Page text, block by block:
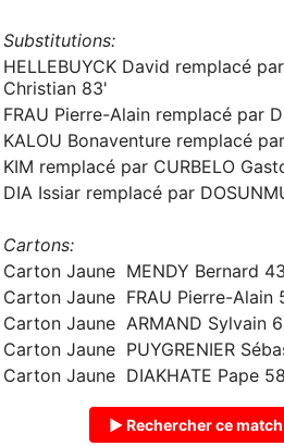
Substitutions:
HELLEBUYCK David remplacé
Christian 83'
FRAU Pierre-Alain remplacé par
KALOU Bonaventure remplacé
KIM remplacé par CURBELO
DIA Issiar remplacé par
Cartons:
Carton Jaune MENDY Bernard
Carton Jaune FRAU Pierre-Alain
Carton Jaune ARMAND Sylvain
Carton Jaune PUYGRENIER
Carton Jaune DIAKHATE Pape
▶ Rechercher ce